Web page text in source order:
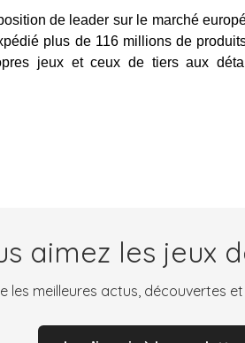
de leader sur le marché
plus de 116 millions de
jeux et ceux de tiers aux
aimez les jeux
les meilleures actus, découvertes